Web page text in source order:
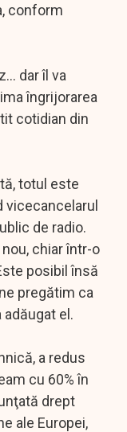
conform
dar îl va
îngrijorarea
cotidian din
totul este
vicecancelarul
de radio.
chiar într-o
posibil însă
pregătim ca
el.
a redus
cu 60% în
drept
ale Europei,